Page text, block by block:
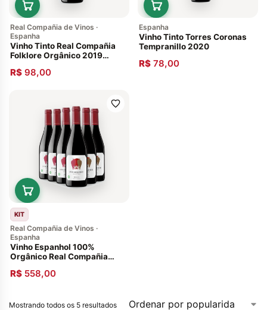
Real Compañia de Vinos ·
Espanha
Vinho Tinto Real Compañia
Folklore Orgânico 2019
R$ 98,00
Espanha
Vinho Tinto Torres Coronas
Tempranillo 2020
R$ 78,00
KIT
Real Compañia de Vinos ·
Espanha
Vinho Espanhol 100%
Orgânico Real Compañia
Garrafas 750ml
R$ 558,00
Mostrando todos os 5 resultados